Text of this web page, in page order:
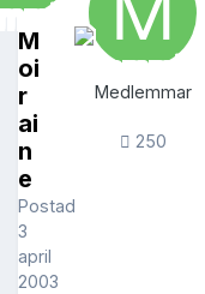
M
oi
r
ai
n
e
Postad
3
april
2003
Medlemmar
250